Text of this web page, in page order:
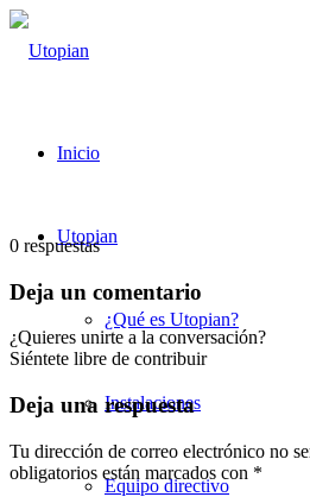
Inicio
Utopian
¿Qué es Utopian?
Instalaciones
Equipo directivo
0 respuestas
Deja un comentario
¿Quieres unirte a la conversación?
Siéntete libre de contribuir
Deja una respuesta
Tu dirección de correo electrónico no
obligatorios están marcados con *